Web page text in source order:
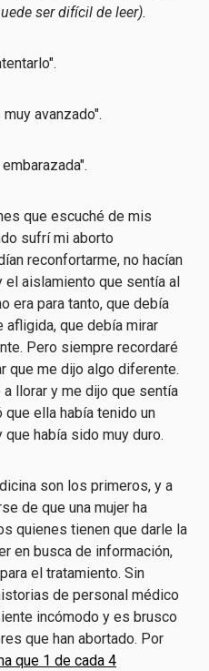
ser difícil de leer).
avanzado".
que escuché de mis
sufrí mi aborto
reconfortarme, no hacían
el aislamiento que sentía al
era para tanto, que debía
afligida, que debía mirar
Pero siempre recordaré
que me dijo algo diferente.
llorar y me dijo que sentía
ella había tenido un
había sido muy duro.
son los primeros, y a
de que una mujer ha
quienes tienen que darle la
en busca de información,
el tratamiento. Sin
de personal médico
incómodo y es brusco
que han abortado. Por
que 1 de cada 4